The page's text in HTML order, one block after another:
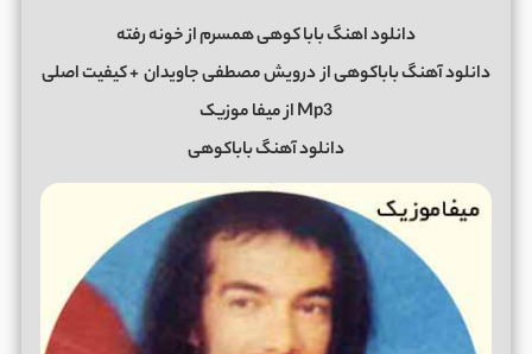
دانلود اهنگ بابا کوهی همسرم از خونه رفته
دانلود آهنگ باباکوهی ازدرویش مصطفی جاویدان+ کیفیت اصلی
Mp3 از میفا موزیک
دانلود آهنگ باباکوهی